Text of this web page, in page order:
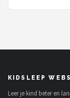
KIDSLEEP
Leer je kind beter en